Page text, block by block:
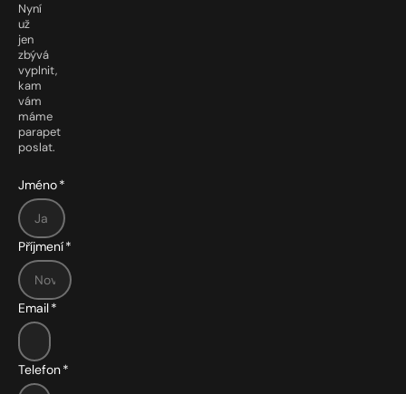
Nyní
už
jen
zbývá
vyplnit,
kam
vám
máme
parapet
poslat.
Jméno*
Příjmení*
Email*
Telefon*